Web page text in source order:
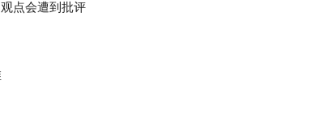
点会遭到批评